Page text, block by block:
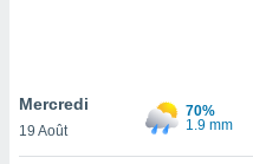
pas
de
Mercredi
19 Août
70%
1.9 mm